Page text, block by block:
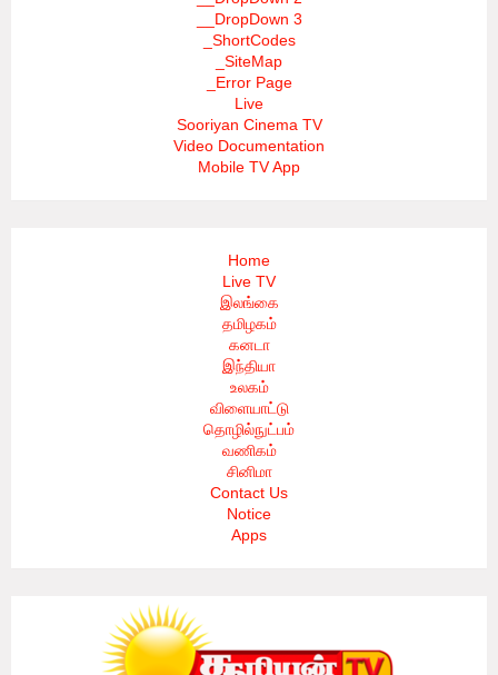
__DropDown 3
_ShortCodes
_SiteMap
_Error Page
Live
Sooriyan Cinema TV
Video Documentation
Mobile TV App
Home
Live TV
இலங்கை
தமிழகம்
கனடா
இந்தியா
உலகம்
விளையாட்டு
தொழில்நுட்பம்
வணிகம்
சினிமா
Contact Us
Notice
Apps